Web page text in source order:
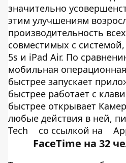
значительно
этим улучшениям
производительность
совместимых с
5s и iPad Air. По
мобильная
быстрее запускает
быстрее работает с
быстрее открывает
любые действия в ней,
Tech
со ссылкой на
FaceTime на 32